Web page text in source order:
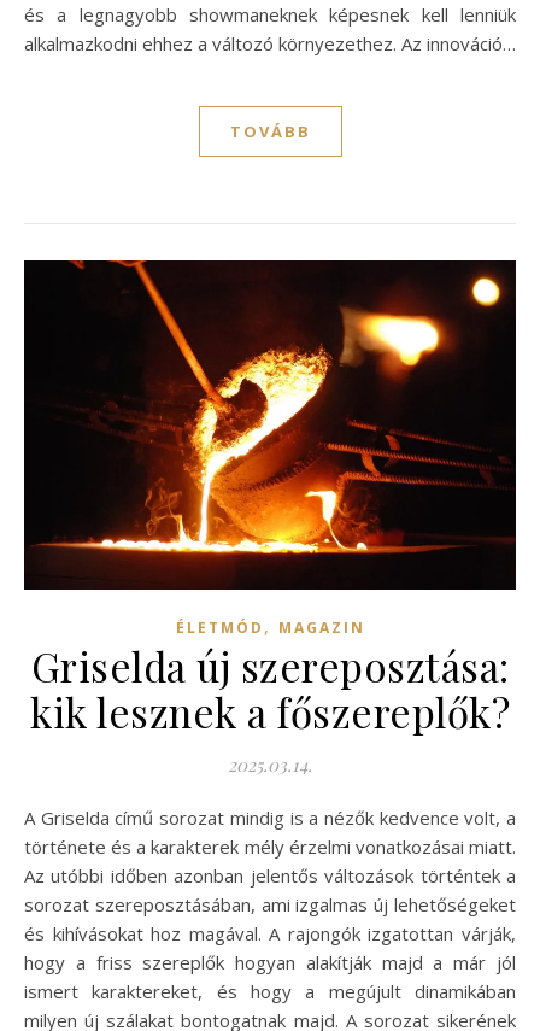
és a legnagyobb showmaneknek képesnek kell lenniük
alkalmazkodni ehhez a változó környezethez. Az innováció…
TOVÁBB
ÉLETMÓD , MAGAZIN
Griselda új szereposztása:
kik lesznek a főszereplők?
2025.03.14.
A Griselda című sorozat mindig is a nézők kedvence volt, a
története és a karakterek mély érzelmi vonatkozásai miatt.
Az utóbbi időben azonban jelentős változások történtek a
sorozat szereposztásában, ami izgalmas új lehetőségeket
és kihívásokat hoz magával. A rajongók izgatottan várják,
hogy a friss szereplők hogyan alakítják majd a már jól
ismert karaktereket, és hogy a megújult dinamikában
milyen új szálakat bontogatnak majd. A sorozat sikerének